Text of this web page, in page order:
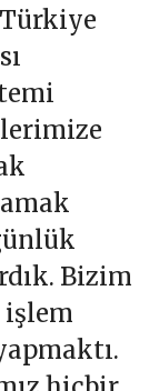
Bizim
işlem